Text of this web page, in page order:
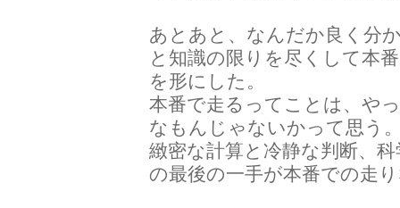
あとあと、なんだか良く分
と知識の限りを尽くして本
を形にした。
本番で走るってことは、や
なもんじゃないかって思う
緻密な計算と冷静な判断、
の最後の一手が本番での走